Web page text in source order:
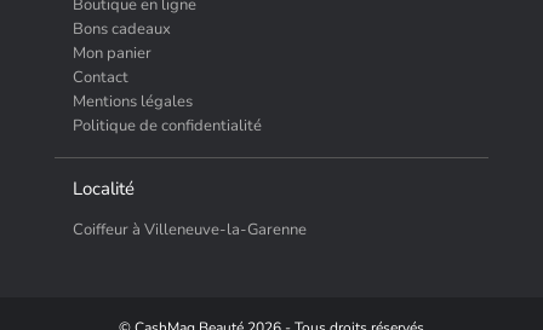
Boutique en ligne
Bons cadeaux
Mon panier
Contact
Mentions légales
Politique de confidentialité
Localité
Coiffeur à Villeneuve-la-Garenne